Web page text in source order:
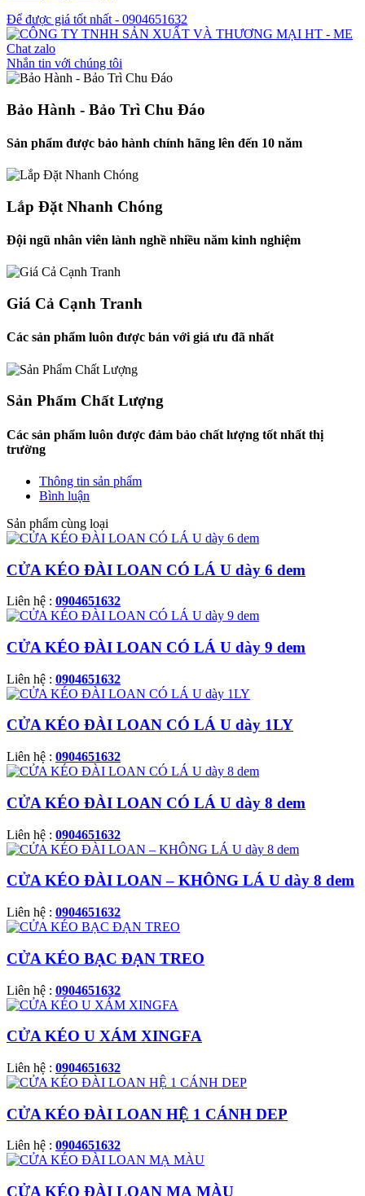
Để được giá tốt nhất - 0904651632
Chat zalo
Nhắn tin với chúng tôi
Bảo Hành - Bảo Trì Chu Đáo
Sản phẩm được bảo hành chính hãng lên đến 10 năm
Lắp Đặt Nhanh Chóng
Đội ngũ nhân viên lành nghề nhiều năm kinh nghiệm
Giá Cả Cạnh Tranh
Các sản phẩm luôn được bán với giá ưu đã nhất
Sản Phẩm Chất Lượng
Các sản phẩm luôn được đảm bảo chất lượng tốt nhất thị
trường
Thông tin sản phẩm
Bình luận
Sản phẩm cùng loại
CỬA KÉO ĐÀI LOAN CÓ LÁ U dày 6 dem
Liên hệ : 0904651632
CỬA KÉO ĐÀI LOAN CÓ LÁ U dày 9 dem
Liên hệ : 0904651632
CỬA KÉO ĐÀI LOAN CÓ LÁ U dày 1LY
Liên hệ : 0904651632
CỬA KÉO ĐÀI LOAN CÓ LÁ U dày 8 dem
Liên hệ : 0904651632
CỬA KÉO ĐÀI LOAN – KHÔNG LÁ U dày 8 dem
Liên hệ : 0904651632
CỬA KÉO BẠC ĐẠN TREO
Liên hệ : 0904651632
CỬA KÉO U XÁM XINGFA
Liên hệ : 0904651632
CỬA KÉO ĐÀI LOAN HỆ 1 CÁNH DEP
Liên hệ : 0904651632
CỬA KÉO ĐÀI LOAN MẠ MÀU